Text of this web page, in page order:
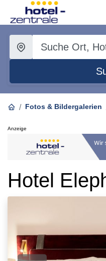
Fotos & Bildergalerien
Anzeige
Hotel